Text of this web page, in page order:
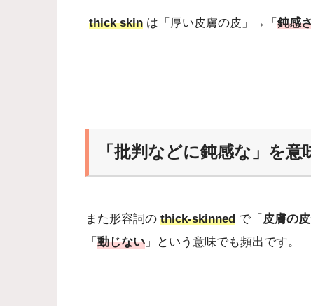
thick skin は「厚い皮膚の皮」→「 鈍感
「批判などに鈍感な」を
また形容詞の thick-skinned で「 皮膚の
「 動じない 」という意味でも頻出です。